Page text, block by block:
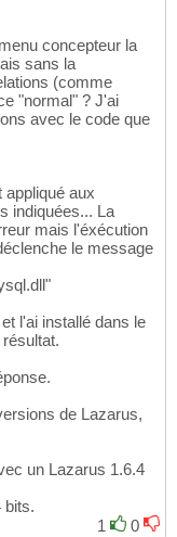
concepteur la
sans la
(comme
"normal" ? J'ai
avec le code que
appliqué aux
indiquées... La
mais l'éxécution
le message
l'ai installé dans le
de Lazarus,
un Lazarus 1.6.4
bits.
1
0